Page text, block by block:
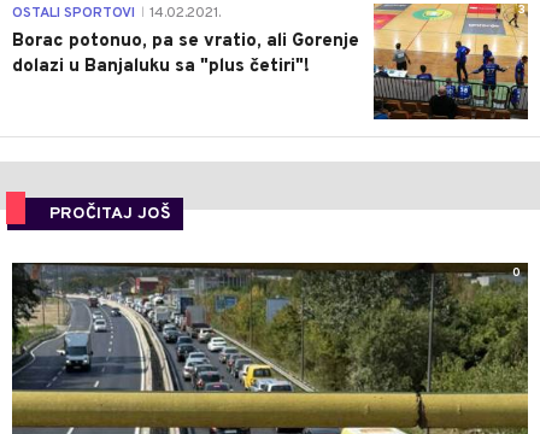
3
OSTALI SPORTOVI 14.02.2021.
Borac potonuo, pa se vratio, ali Gorenje
dolazi u Banjaluku sa "plus četiri"!
PROČITAJ JOŠ
0